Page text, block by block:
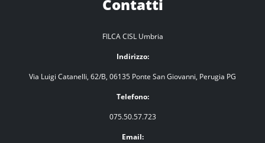
Contatti
FILCA CISL Umbria
Indirizzo:
Via Luigi Catanelli, 62/B, 06135 Ponte San Giovanni, Perugia PG
Telefono:
075.50.57.723
Email: